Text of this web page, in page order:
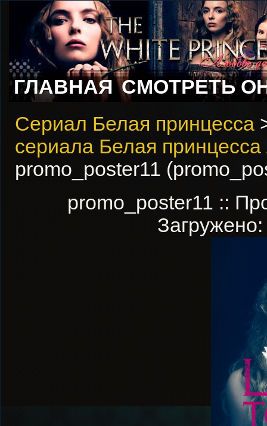
ГЛАВНАЯ СМОТРЕТЬ
Сериал Белая принцесса
сериала Белая
promo_poster11
promo_poster11 ::